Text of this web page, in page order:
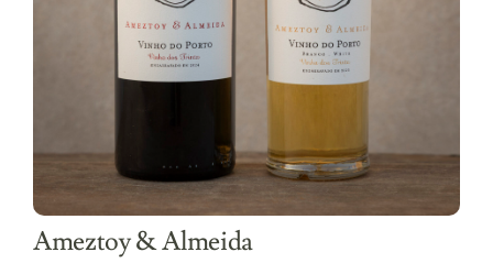
Ameztoy & Almeida